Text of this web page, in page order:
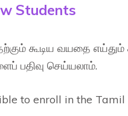
Students
கூடிய வயதை
பதிவு செய்யலாம்.
to enroll in the